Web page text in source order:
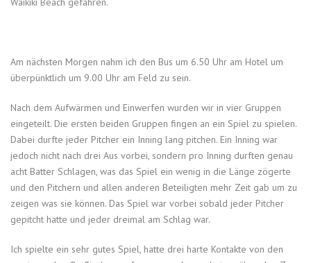
Am nächsten Morgen nahm ich den Bus um 6.50 Uhr am Hotel um
überpünktlich um 9.00 Uhr am Feld zu sein.
Nach dem Aufwärmen und Einwerfen wurden wir in vier Gruppen
eingeteilt. Die ersten beiden Gruppen fingen an ein Spiel zu spielen.
Dabei durfte jeder Pitcher ein Inning lang pitchen. Ein Inning war
jedoch nicht nach drei Aus vorbei, sondern pro Inning durften genau
acht Batter Schlagen, was das Spiel ein wenig in die Länge zögerte
und den Pitchern und allen anderen Beteiligten mehr Zeit gab um zu
zeigen was sie können. Das Spiel war vorbei sobald jeder Pitcher
gepitcht hatte und jeder dreimal am Schlag war.
Ich spielte ein sehr gutes Spiel, hatte drei harte Kontakte von den